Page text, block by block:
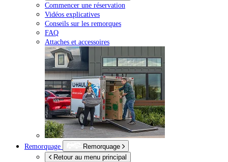
Commencer une réservation
Vidéos explicatives
Conseils sur les remorques
FAQ
Attaches et accessoires
Remorquage
Remorquage
Retour au menu principal